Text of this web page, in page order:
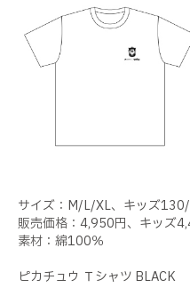
サイズ：M/L/XL、キッズ
販売価格：4,950円、キッズ
素材：綿100％
ピカチュウ Ｔシャツ BLACK